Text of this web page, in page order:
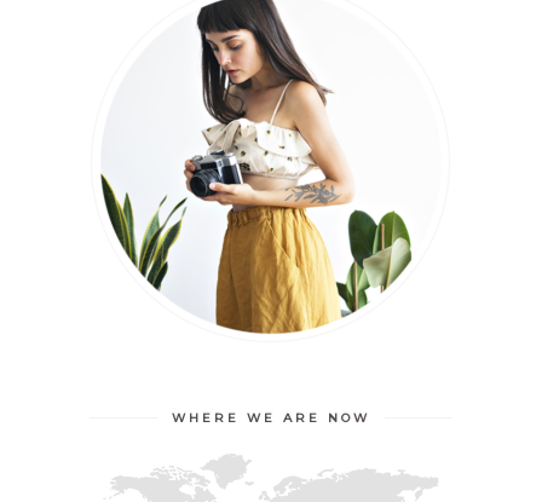
WHERE WE ARE NOW